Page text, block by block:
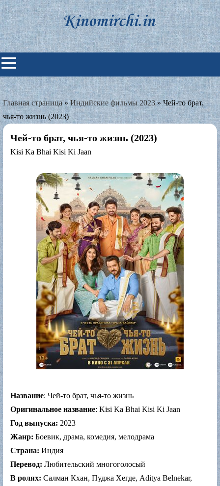
Skip
to
content
Индийские фильмы смотреть
онлайн
Главная страница»Индийские фильмы 2023»Чей-то брат,
чья-то жизнь (2023)
Чей-то брат, чья-то жизнь (2023)
Kisi Ka Bhai Kisi Ki Jaan
Название: Чей-то брат, чья-то жизнь
Оригинальное название: Kisi Ka Bhai Kisi Ki Jaan
Год выпуска: 2023
Жанр: Боевик, драма, комедия, мелодрама
Страна: Индия
Перевод: Любительский многоголосый
В ролях: Салман Кхан, Пуджа Хегде, Aditya Belnekar,